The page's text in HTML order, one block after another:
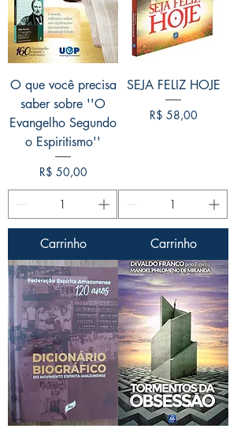
O que você precisa
saber sobre ''O
Evangelho Segundo
o Espiritismo''
Preço
R$ 50,00
Carrinho
SEJA FELIZ HOJE
Preço
R$ 58,00
Carrinho